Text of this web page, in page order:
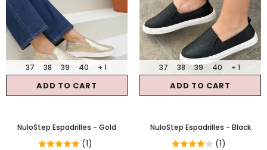
ADD TO CART
37 38 39 40 + 1
NuloStep Espadrilles - Gold
(1)
ADD TO CART
37 38 39 40 + 1
NuloStep Espadrilles - Black
(1)